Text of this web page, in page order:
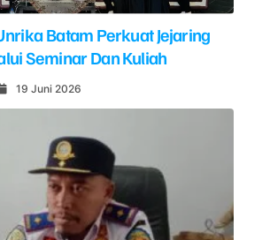
Batam Perkuat Jejaring
Seminar Dan Kuliah
19 Juni 2026